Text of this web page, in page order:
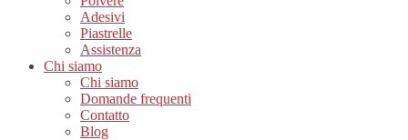
Adesivi
Piastrelle
Assistenza
Chi siamo
Chi siamo
Domande frequenti
Contatto
Blog